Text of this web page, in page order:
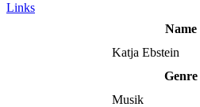
Links
Name
Katja Ebstein
Genre
Musik